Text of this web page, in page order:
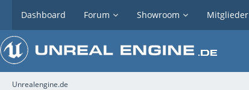
Dashboard Forum Showroom Mitglieder
Unrealengine.de